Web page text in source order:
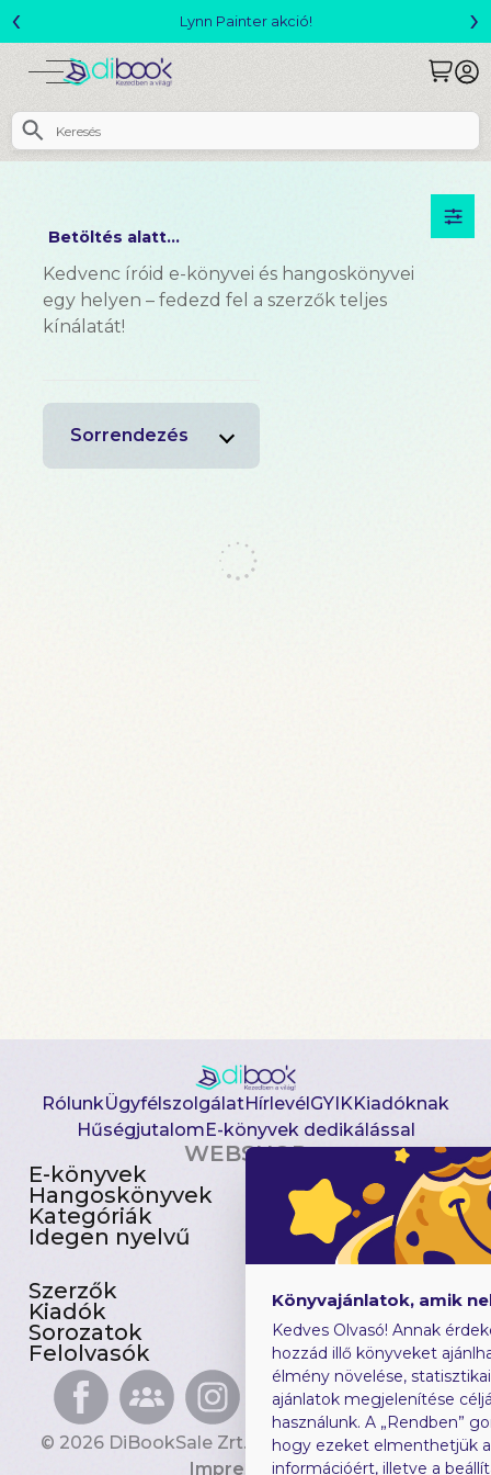
Lynn Painter akció!
‹ ›
Betöltés alatt...
Kedvenc íróid e-könyvei és hangoskönyvei
egy helyen – fedezd fel a szerzők teljes
kínálatát!
Sorrendezés
RólunkÜgyfélszolgálatHírlevélGYIKKiadóknak
HűségjutalomE-könyvek dedikálással
WEBSHOP
E-könyvek
Hangoskönyvek
Kategóriák
Idegen nyelvű
Csomagajánlatok
Akciósak
Előjegyezhetők
Újdonságok
Szerzők
Kiadók
Sorozatok
Felolvasók
Gyerekkönyvek
Heti toplista
Ajándékutalvány
Blog
© 2026 DiBookSale Zrt. Minden jog fenntartva.
Impresszum
Könyvajánlatok, amik
Kedves Olvasó! Annak
hozzád illő könyveket
élmény növelése,
ajánlatok megjelenítése
használunk. A „Rendben”
hogy ezeket elmenthetjük
információért, illetve a